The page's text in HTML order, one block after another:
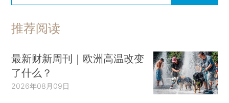
推荐阅读
最新财新周刊｜欧洲高温改变
了什么？
2026年08月09日